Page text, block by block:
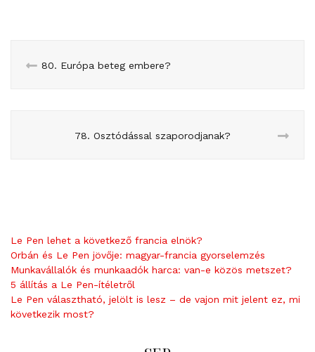
80. Európa beteg embere?
78. Osztódással szaporodjanak?
Le Pen lehet a következő francia elnök?
Orbán és Le Pen jövője: magyar-francia gyorselemzés
Munkavállalók és munkaadók harca: van-e közös metszet?
5 állítás a Le Pen-ítéletről
Le Pen választható, jelölt is lesz – de vajon mit jelent ez, mi
következik most?